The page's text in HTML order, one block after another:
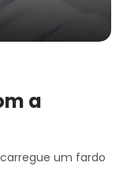
a
um fardo